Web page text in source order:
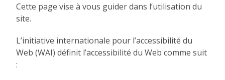
Cette page vise à vous guider dans l’utilisation du
site.
L’initiative internationale pour l’accessibilité du
Web (WAI) définit l’accessibilité du Web comme suit
: